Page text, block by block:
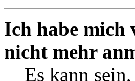
Ich habe mich
nicht mehr
Es kann